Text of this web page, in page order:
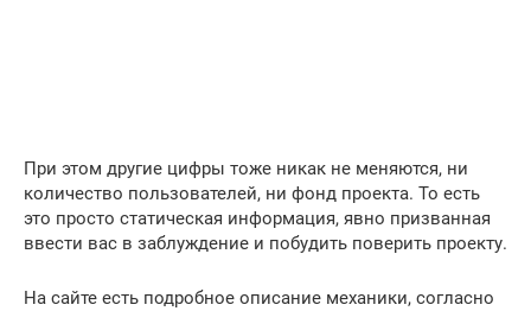
При этом другие цифры тоже никак не меняются, ни
количество пользователей, ни фонд проекта. То есть
это просто статическая информация, явно призванная
ввести вас в заблуждение и побудить поверить проекту.
На сайте есть подробное описание механики, согласно